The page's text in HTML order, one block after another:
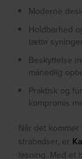
Moderne
Holdbarhed
tætte
Beskyttelse
månedlig
Praktisk og
kompromis
Når det
strabadser, er
løsning. Med et